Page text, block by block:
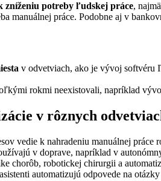
zníženiu potreby ľudskej práce,
manuálnej práce. Podobne aj v
v odvetviach, ako je vývoj softvéru
rokmi neexistovali, napríklad
v rôznych
vedie k nahradeniu manuálnej
v doprave, napríklad v
chorôb, robotickej chirurgii a
automatizujú odpovede na